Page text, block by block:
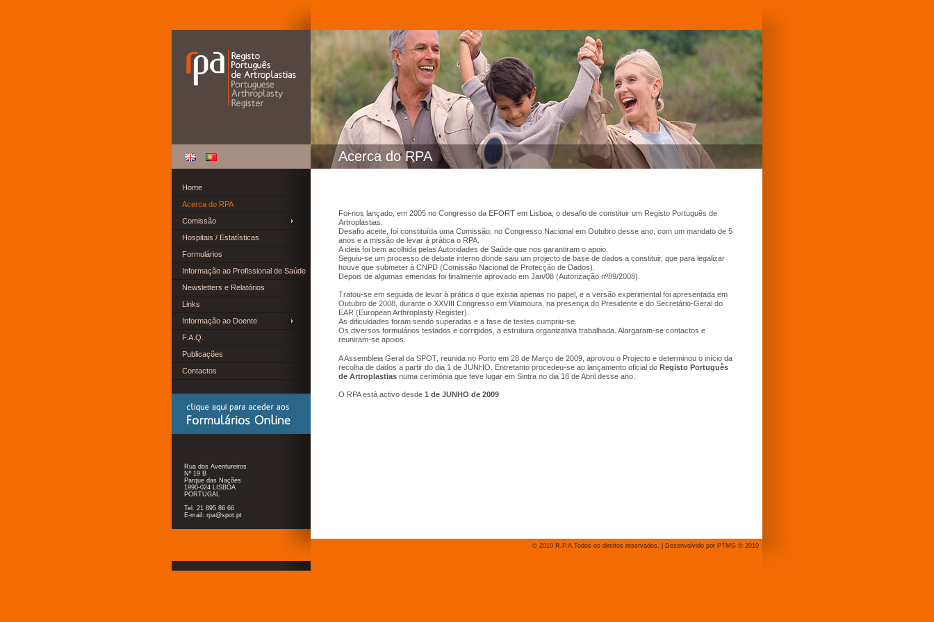
Acerca do RPA
Home
Acerca do RPA
Comissão
Hospitais / Estatísticas
Formulários
Informação ao Profissional de Saúde
Newsletters e Relatórios
Links
Informação ao Doente
F.A.Q.
Publicações
Contactos
Foi-nos lançado, em 2005 no Congresso da EFORT em Lisboa, o desafio de constituir um Registo Português de
Artroplastias.
Desafio aceite, foi constituída uma Comissão, no Congresso Nacional em Outubro desse ano, com um mandato de 5
anos e a missão de levar à prática o RPA.
A ideia foi bem acolhida pelas Autoridades de Saúde que nos garantiram o apoio.
Seguiu-se um processo de debate interno donde saiu um projecto de base de dados a constituir, que para legalizar
houve que submeter à CNPD (Comissão Nacional de Protecção de Dados).
Depois de algumas emendas foi finalmente aprovado em Jan/08 (Autorização nº89/2008).
Tratou-se em seguida de levar à prática o que existia apenas no papel, e a versão experimental foi apresentada em
Outubro de 2008, durante o XXVIII Congresso em Vilamoura, na presença do Presidente e do Secretário-Geral do
EAR (European Arthroplasty Register).
As dificuldades foram sendo superadas e a fase de testes cumpriu-se.
Os diversos formulários testados e corrigidos, a estrutura organizativa trabalhada. Alargaram-se contactos e
reuniram-se apoios.
A Assembleia Geral da SPOT, reunida no Porto em 28 de Março de 2009, aprovou o Projecto e determinou o início da
recolha de dados a partir do dia 1 de JUNHO. Entretanto procedeu-se ao lançamento oficial do Registo Português
de Artroplastias numa cerimónia que teve lugar em Sintra no dia 18 de Abril desse ano.
O RPA está activo desde 1 de JUNHO de 2009
Rua dos Aventureiros
Nº 19 B
Parque das Nações
1990-024 LISBOA
PORTUGAL
Tel. 21 895 86 66
E-mail: rpa@spot.pt
© 2010 R.P.A.Todos os direitos reservados. | Desenvolvido por PTMG © 2010